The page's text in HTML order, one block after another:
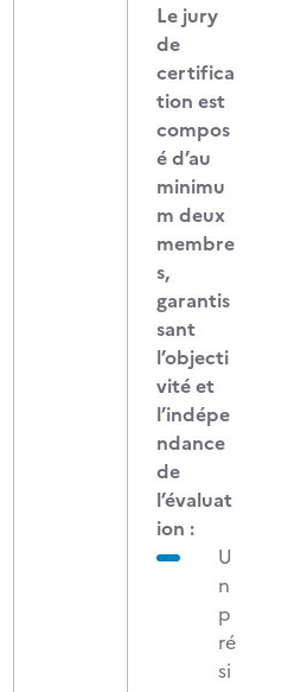
Le jury
de
certifica
tion est
compos
é d’au
minimu
m deux
membre
s,
garantis
sant
l’objecti
vité et
l’indépe
ndance
de
l’évaluat
ion :
U
n
p
ré
si